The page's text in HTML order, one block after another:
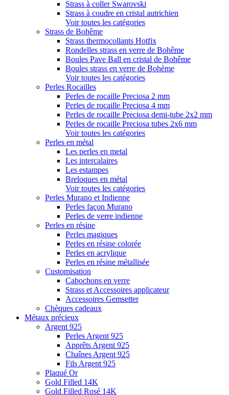
Strass à coller Swarovski
Strass à coudre en cristal autrichien
Voir toutes les catégories
Strass de Bohême
Strass thermocollants Hotfix
Rondelles strass en verre de Bohême
Boules Pave Ball en cristal de Bohême
Boules strass en verre de Bohème
Voir toutes les catégories
Perles Rocailles
Perles de rocaille Preciosa 2 mm
Perles de rocaille Preciosa 4 mm
Perles de rocaille Preciosa demi-tube 2x2 mm
Perles de rocaille Preciosa tubes 2x6 mm
Voir toutes les catégories
Perles en métal
Les perles en metal
Les intercalaires
Les estampes
Breloques en métal
Voir toutes les catégories
Perles Murano et Indienne
Perles façon Murano
Perles de verre indienne
Perles en résine
Perles magiques
Perles en résine colorée
Perles en acrylique
Perles en résine métallisée
Customisation
Cabochons en verre
Strass et Accessoires applicateur
Accessoires Gemsetter
Chèques cadeaux
Métaux précieux
Argent 925
Perles Argent 925
Apprêts Argent 925
Chaînes Argent 925
Fils Argent 925
Plaqué Or
Gold Filled 14K
Gold Filled Rosé 14K